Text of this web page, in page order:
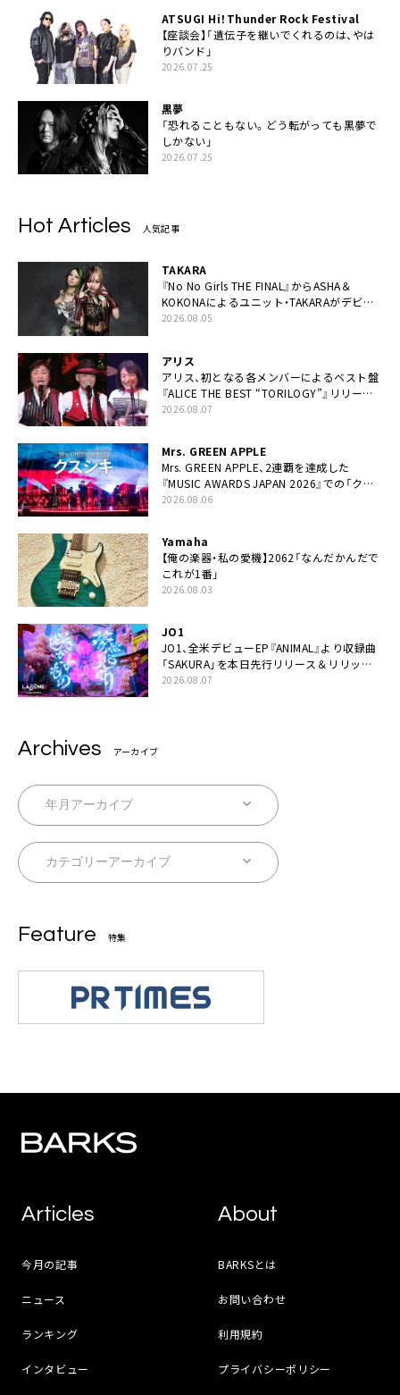
ATSUGI Hi！Thunder Rock Festival
【座談会】「遺伝子を継いでくれるのは、やは
りバンド」
2026.07.25
黒夢
「恐れることもない。どう転がっても黒夢で
しかない」
2026.07.25
Hot Articles 人気記事
TAKARA
『No No Girls THE FINAL』からASHA＆
KOKONAによるユニット・TAKARAがデビュ
ー
2026.08.05
アリス
アリス、初となる各メンバーによるベスト盤
『ALICE THE BEST “TORILOGY”』リリース
決定
2026.08.07
Mrs. GREEN APPLE
Mrs. GREEN APPLE、2連覇を達成した
『MUSIC AWARDS JAPAN 2026』での「クス
シキ」ライブパフォーマンスをYouTube公開
2026.08.06
Yamaha
【俺の楽器・私の愛機】2062「なんだかんだで
これが1番」
2026.08.03
JO1
JO1、全⽶デビューEP『ANIMAL』より収録曲
「SAKURA」を本日先行リリース＆リリック
ビデオ公開
2026.08.07
Archives アーカイブ
Feature 特集
Articles
今月の記事
ニュース
ランキング
インタビュー
About
BARKSとは
お問い合わせ
利用規約
プライバシーポリシー